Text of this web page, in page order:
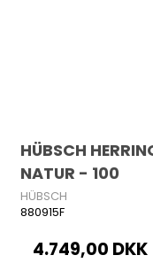
HÜBSCH
NATUR - 100
HÜBSCH
880915F
4.749,00 DKK